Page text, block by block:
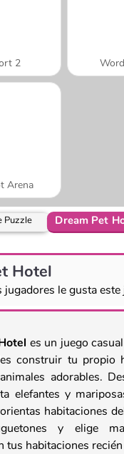
2
Arena
Puzzle Dream Pet
Hotel
le gusta este
es un juego
construir tu propio
adorables.
elefantes y
habitaciones
y elige
tus habitaciones